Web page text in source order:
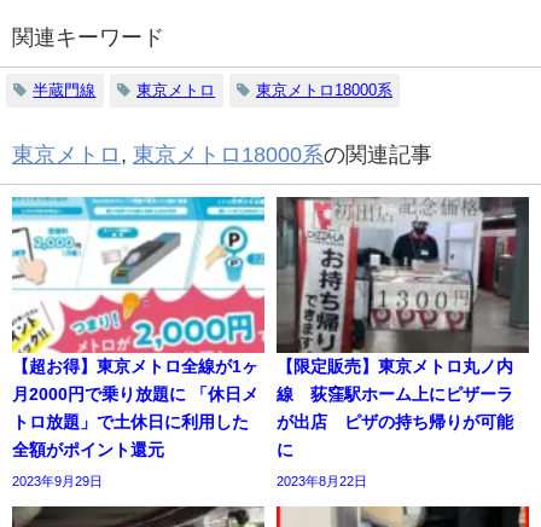
関連キーワード
半蔵門線 東京メトロ 東京メトロ18000系
東京メトロ , 東京メトロ18000系の関連記事
【超お得】東京メトロ全線が1ヶ
月2000円で乗り放題に 「休日メ
トロ放題」で土休日に利用した
全額がポイント還元
2023年9月29日
【限定販売】東京メトロ丸ノ内
線 荻窪駅ホーム上にピザーラ
が出店 ピザの持ち帰りが可能
に
2023年8月22日